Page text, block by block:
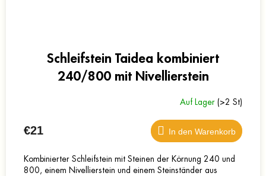
Schleifstein Taidea kombiniert
240/800 mit Nivellierstein
Auf Lager (>2 St)
€21 In den Warenkorb
Kombinierter Schleifstein mit Steinen der Körnung 240 und
800, einem Nivellierstein und einem Steinständer aus